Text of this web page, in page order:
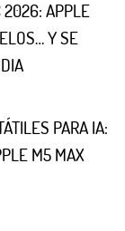
2026: APPLE
Y SE
PARA IA:
M5 MAX